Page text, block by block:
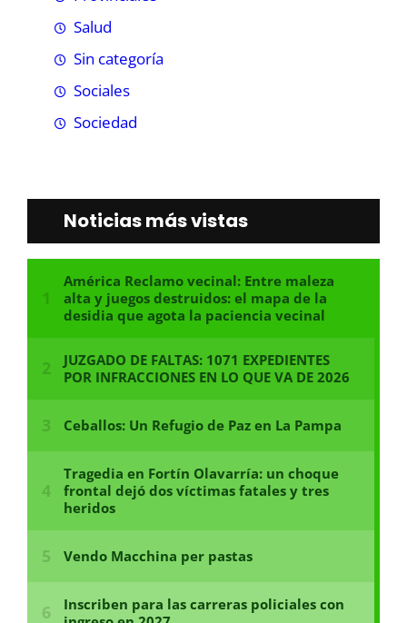
Salud
Sin categoría
Sociales
Sociedad
Noticias más vistas